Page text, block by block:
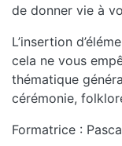
de donner vie à
L’insertion
cela ne vous
thématique
cérémonie,
Formatrice :